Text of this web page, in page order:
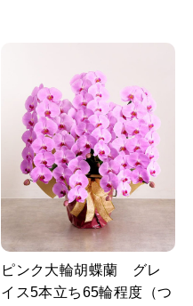
ピンク大輪胡蝶蘭 グレ
イス5本立ち65輪程度（つ